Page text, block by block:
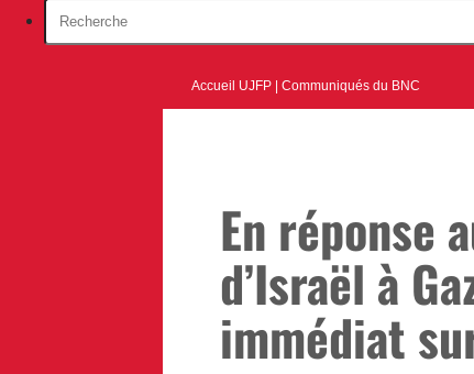
Accueil UJFP |Communiqués du BNC
En réponse
d’Israël à
immédiat